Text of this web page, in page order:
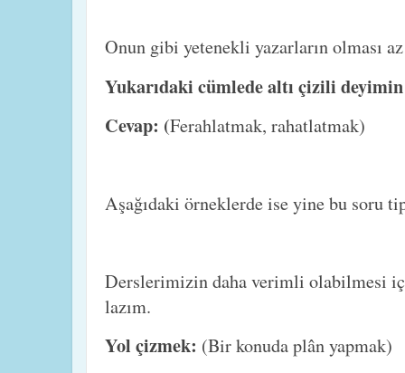
Onun gibi yetenekli yazarların olması
Yukarıdaki cümlede altı çizili deyimin
Cevap: (Ferahlatmak, rahatlatmak)
Aşağıdaki örneklerde ise yine bu soru
Derslerimizin daha verimli olabilmesi
lazım.
Yol çizmek: (Bir konuda plân yapmak)